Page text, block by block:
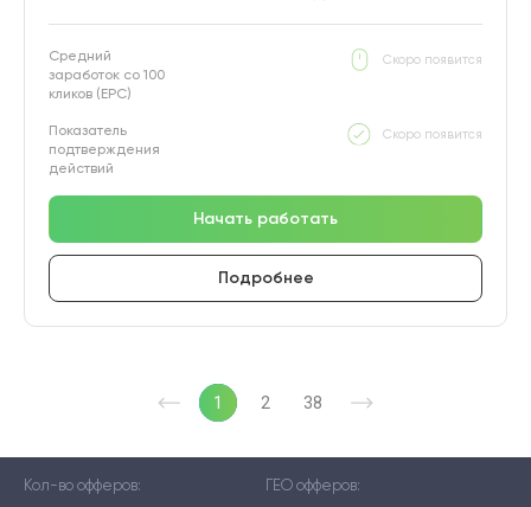
Средний
заработок со 100
кликов (EPC)
Скоро появится
Показатель
подтверждения
действий
Скоро появится
Начать работать
Подробнее
1 2 38
Кол-во офферов: ГЕО офферов: